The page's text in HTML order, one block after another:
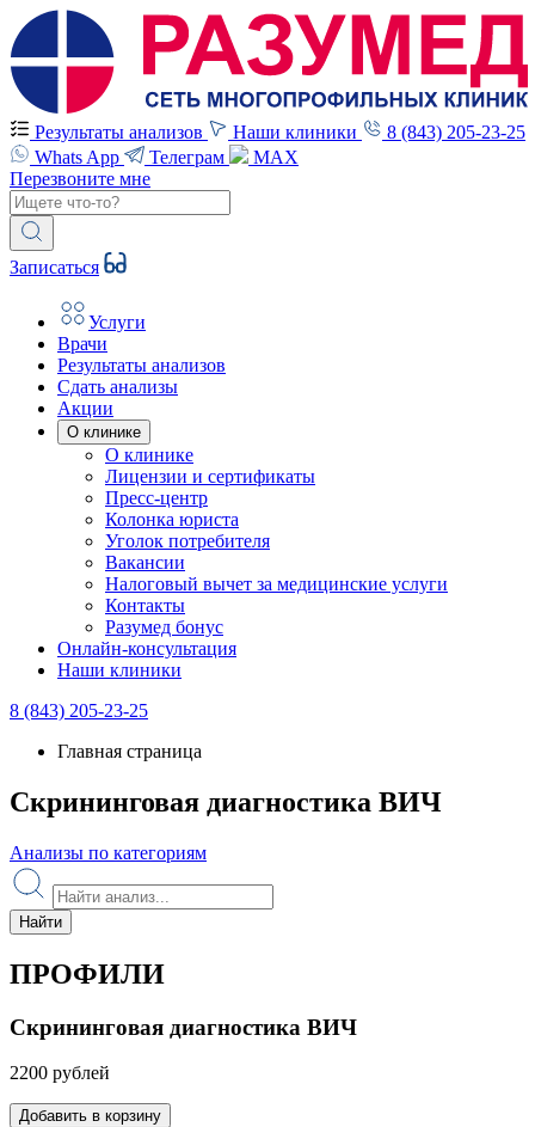
Результаты анализов Наши клиники
8 (843) 205-23-25
Whats App
Телеграм
MAX
Перезвоните мне
Записаться
Услуги
Врачи
Результаты анализов
Сдать анализы
Акции
О клинике
О клинике
Лицензии и сертификаты
Пресс-центр
Колонка юриста
Уголок потребителя
Вакансии
Налоговый вычет за медицинские услуги
Контакты
Разумед бонус
Онлайн-консультация
Наши клиники
8 (843) 205-23-25
Главная страница
Скрининговая диагностика ВИЧ
Анализы по категориям
Найти
ПРОФИЛИ
Скрининговая диагностика ВИЧ
2200 рублей
Добавить в корзину